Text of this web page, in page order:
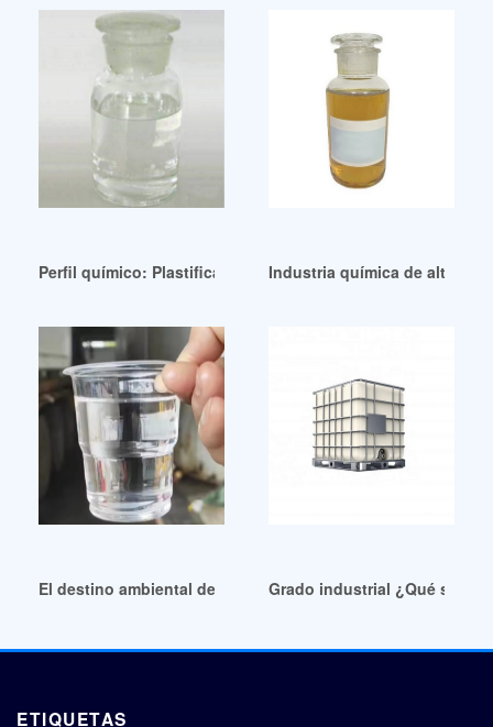
Perfil químico: Plastificantes Europa ChileIndustria química de alto
El destino ambiental de los plastificantes de alto
Grado industrial ¿Qué son
ETIQUETAS